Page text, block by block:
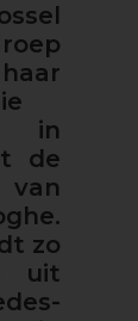
de
zo
uit